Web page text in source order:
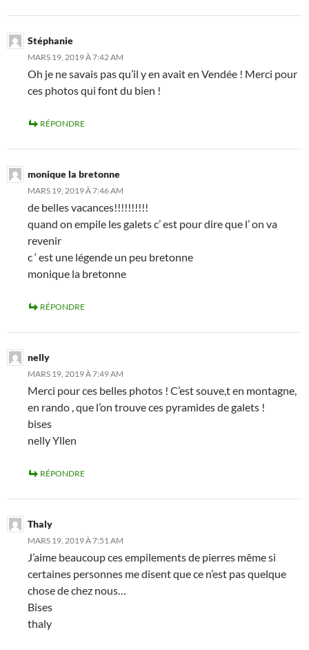
Stéphanie
MARS 19, 2019 À 7:42 AM
Oh je ne savais pas qu’il y en avait en Vendée ! Merci pour
ces photos qui font du bien !
RÉPONDRE
monique la bretonne
MARS 19, 2019 À 7:46 AM
de belles vacances!!!!!!!!!!
quand on empile les galets c’ est pour dire que l’ on va
revenir
c ‘ est une légende un peu bretonne
monique la bretonne
RÉPONDRE
nelly
MARS 19, 2019 À 7:49 AM
Merci pour ces belles photos ! C’est souve,t en montagne,
en rando , que l’on trouve ces pyramides de galets !
bises
nelly Yllen
RÉPONDRE
Thaly
MARS 19, 2019 À 7:51 AM
J’aime beaucoup ces empilements de pierres même si
certaines personnes me disent que ce n’est pas quelque
chose de chez nous…
Bises
thaly